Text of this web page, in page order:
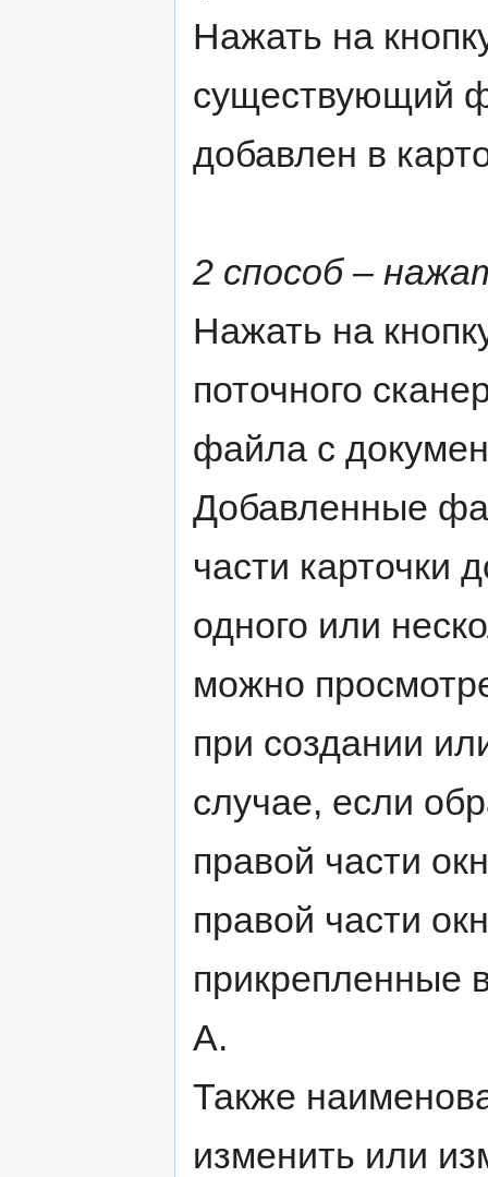
Нажать на
существующий
добавлен в
2 способ –
Нажать на
поточного
файла с
Добавленные
части карточки
одного или
можно
при создании
случае, если
правой части
правой части
прикрепленные
A.
Также
изменить или